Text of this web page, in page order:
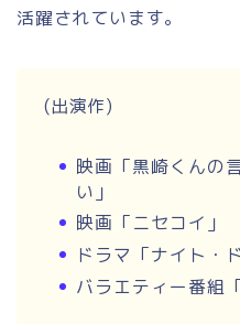
活躍されています。
(出演作)
映画「黒崎くんの
い」
映画「ニセコイ」
ドラマ「ナイト・
バラエティー番組